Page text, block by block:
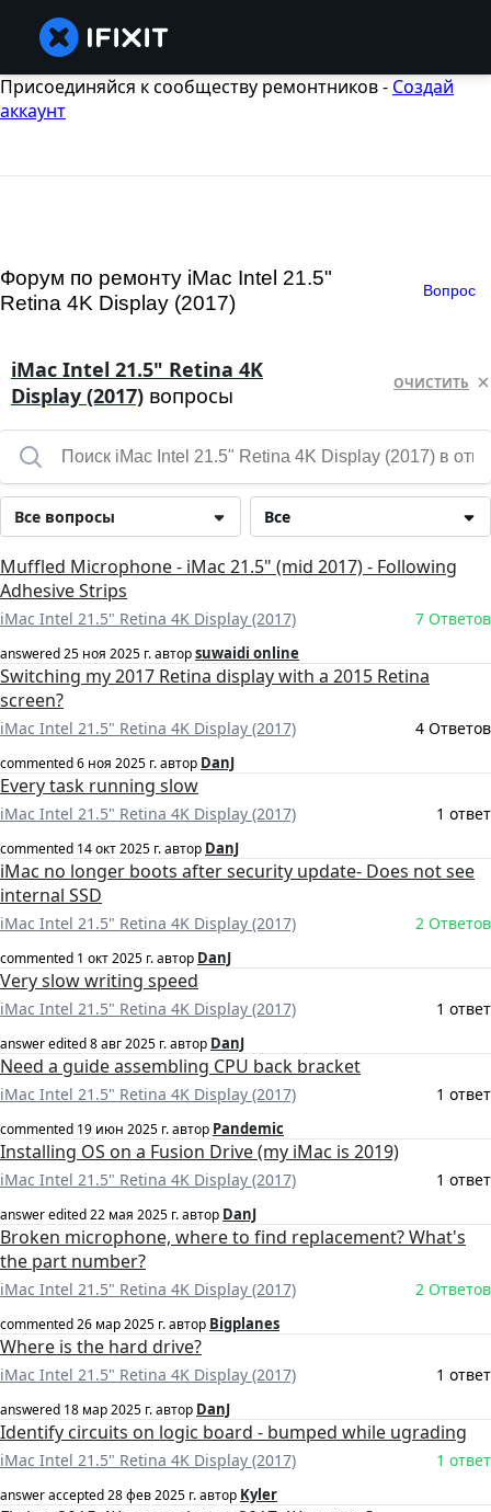
Присоединяйся к сообществу ремонтников - Создай
аккаунт
Форум по ремонту iMac Intel 21.5"
Retina 4K Display (2017)
Вопрос
iMac Intel 21.5" Retina 4K
Display (2017) вопросы ОЧИСТИТЬ
Все
Все вопросы
Muffled Microphone - iMac 21.5" (mid 2017) - Following
Adhesive Strips
iMac Intel 21.5" Retina 4K Display (2017) 7 Ответов
answered25 ноя 2025 г.авторsuwaidi online
Switching my 2017 Retina display with a 2015 Retina
screen?
iMac Intel 21.5" Retina 4K Display (2017) 4 Ответов
commented6 ноя 2025 г.автор DanJ
Every task running slow
iMac Intel 21.5" Retina 4K Display (2017) 1 ответ
commented 14 окт 2025 г.автор DanJ
iMac no longer boots after security update- Does not see
internal SSD
iMac Intel 21.5" Retina 4K Display (2017) 2 Ответов
commented 1 окт 2025 г.автор DanJ
Very slow writing speed
iMac Intel 21.5" Retina 4K Display (2017) 1 ответ
answer edited8 авг 2025 г.автор DanJ
Need a guide assembling CPU back bracket
iMac Intel 21.5" Retina 4K Display (2017) 1 ответ
commented 19 июн 2025 г.автор Pandemic
Installing OS on a Fusion Drive (my iMac is 2019)
iMac Intel 21.5" Retina 4K Display (2017) 1 ответ
answer edited22 мая 2025 г.автор DanJ
Broken microphone, where to find replacement? What's
the part number?
iMac Intel 21.5" Retina 4K Display (2017) 2 Ответов
commented26 мар 2025 г.автор Bigplanes
Where is the hard drive?
iMac Intel 21.5" Retina 4K Display (2017) 1 ответ
answered 18 мар 2025 г.автор DanJ
Identify circuits on logic board - bumped while ugrading
iMac Intel 21.5" Retina 4K Display (2017) 1 ответ
answer accepted28 фев 2025 г.автор Kyler